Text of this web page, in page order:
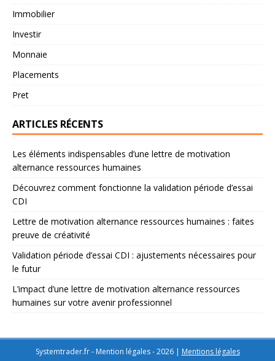
Immobilier
Investir
Monnaie
Placements
Pret
ARTICLES RÉCENTS
Les éléments indispensables d’une lettre de motivation
alternance ressources humaines
Découvrez comment fonctionne la validation période d’essai
CDI
Lettre de motivation alternance ressources humaines : faites
preuve de créativité
Validation période d’essai CDI : ajustements nécessaires pour
le futur
L’impact d’une lettre de motivation alternance ressources
humaines sur votre avenir professionnel
Systemtrader.fr - Mention légales - 2026 | Mentions légales